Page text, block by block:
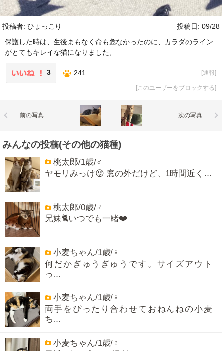
投稿者: ひょっこり
投稿日: 09/28
保護した時は、生後まもなく命も危なかったのに、カラダのライン
がとてもキレイな猫になりました。
3 241 [通報]
[このユーザーをブロックする]
前の写真 次の写真
みんなの投稿(その他の猫種)
桃太郎/1歳/♂
ヤモリみっけ😝 窓の外だけど、1時間近く…
桃太郎/0歳/♂
兄妹🐈いつでも一緒❤️
小麦ちゃん/1歳/♀
何だかぎゅうぎゅうです。サイズアウト
っ…
小麦ちゃん/1歳/♀
両手をぴったり合わせておねんねの小麦
ち…
小麦ちゃん/1歳/♀